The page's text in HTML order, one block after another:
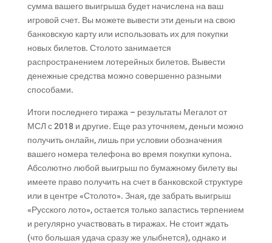
сумма вашего выигрыша будет начислена на ваш
игровой счет. Вы можете вывести эти деньги на свою
банковскую карту или использовать их для покупки
новых билетов. Столото занимается
распространением лотерейных билетов. Вывести
денежные средства можно совершенно разными
способами.
Итоги последнего тиража – результаты Мегалот от
МСЛ с 2018 и другие. Еще раз уточняем, деньги можно
получить онлайн, лишь при условии обозначения
вашего номера телефона во время покупки купона.
Абсолютно любой выигрыш по бумажному билету вы
имеете право получить на счет в банковской структуре
или в центре «Столото». Зная, где забрать выигрыш
«Русского лото», остается только запастись терпением
и регулярно участвовать в тиражах. Не стоит ждать
(что большая удача сразу же улыбнется), однако и